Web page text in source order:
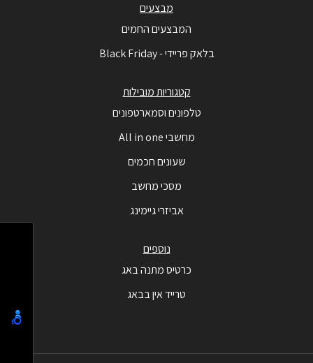
מבצעים
המבצעים החמים
בלאק פריידי - Black Friday
קטגוריות מובילות
טלפונים וסמארטפונים
מחשבי All in one
שעונים חכמים
מסכי מחשב
אביזרי גיימינג
נוספים
כרטיס מתנה באג
טרייד אין בבאג